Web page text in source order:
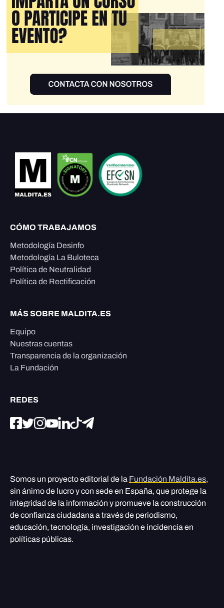
CÓMO TRABAJAMOS
Metodología Desinfo
Metodología La Buloteca
Política de Neutralidad
Política de Rectificación
MÁS SOBRE MALDITA.ES
Equipo
Nuestras cuentas
Transparencia de la organización
La Fundación
REDES
Somos un proyecto editorial de la Fundación Maldita.es,
sin ánimo de lucro y con sede en España, que protege la
integridad de la información y promueve la construcción
de confianza ciudadana a través de periodismo,
educación, tecnología, investigación e incidencia en
políticas públicas.